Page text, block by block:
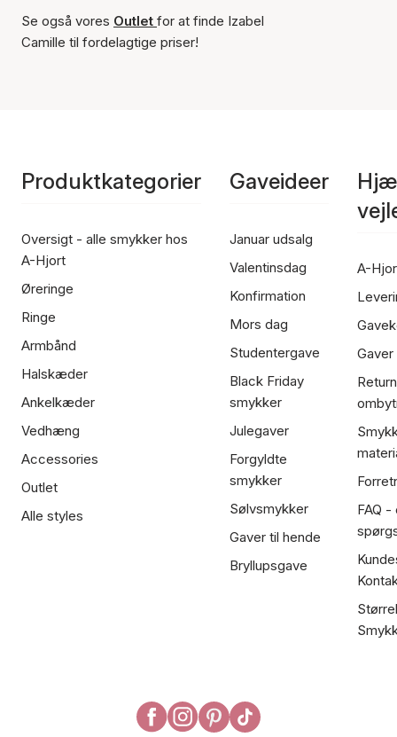
Se også vores Outlet for at finde Izabel
Camille til fordelagtige priser!
Produktkategorier
Oversigt - alle smykker hos
A-Hjort
Øreringe
Ringe
Armbånd
Halskæder
Ankelkæder
Vedhæng
Accessories
Outlet
Alle styles
Gaveideer
Januar udsalg
Valentinsdag
Konfirmation
Mors dag
Studentergave
Black Friday
smykker
Julegaver
Forgyldte
smykker
Sølvsmykker
Gaver til hende
Bryllupsgave
A-
FAQ